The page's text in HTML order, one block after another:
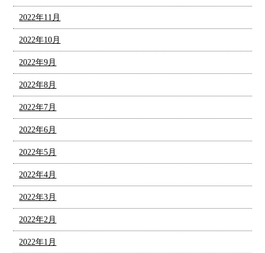
2022年11月
2022年10月
2022年9月
2022年8月
2022年7月
2022年6月
2022年5月
2022年4月
2022年3月
2022年2月
2022年1月